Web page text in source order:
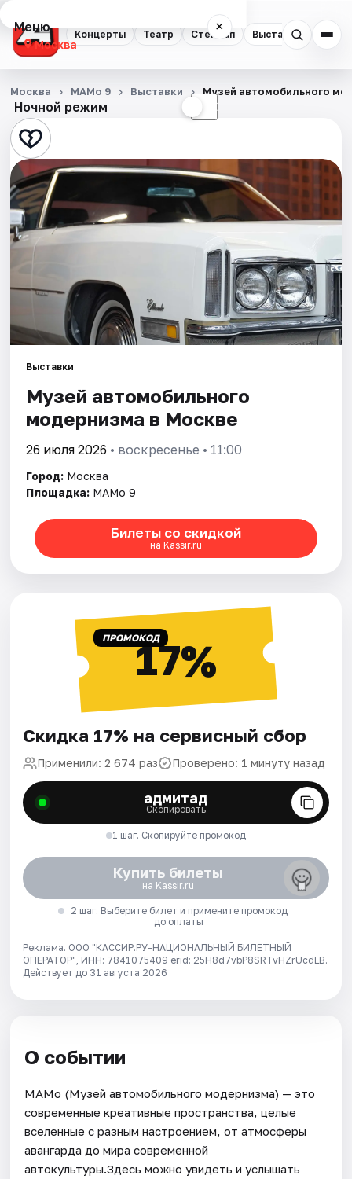
Концерты Театр Стендап Выставки
Меню ×
Москва
Концерты
Театр
Стендап
Выставки
Квесты
Экскурсии
События
Города
Площадки
Рейтинги
Ночной режим ☾
Москва МАМо 9 Выставки Музей автомобильного
Выставки
Музей автомобильного
модернизма в Москве
26 июля 2026 • воскресенье • 11:00
Город: Москва
Площадка: МАМо 9
Билеты со скидкой
на Kassir.ru
ПРОМОКОД17%
Скидка 17% на сервисный сбор
Применили: 2 674 раз Проверено: 1 минуту назад
адмитад
Скопировать
1 шаг. Скопируйте промокод
Купить билеты
на Kassir.ru
2 шаг. Выберите билет и примените промокод
до оплаты
Реклама. ООО "КАССИР.РУ-НАЦИОНАЛЬНЫЙ БИЛЕТНЫЙ
ОПЕРАТОР", ИНН: 7841075409 erid: 25H8d7vbP8SRTvHZrUcdLB.
Действует до 31 августа 2026
О событии
MAMо (Музей автомобильного модернизма) — это
современные креативные пространства, целые
вселенные с разным настроением, от атмосферы
авангарда до мира современной
автокультуры.Здесь можно увидеть и услышать